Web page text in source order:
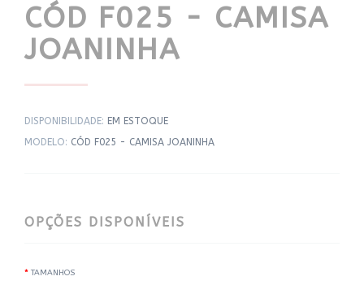
CÓD F025 - CAMISA
JOANINHA
DISPONIBILIDADE: EM ESTOQUE
MODELO: CÓD F025 - CAMISA JOANINHA
OPÇÕES DISPONÍVEIS
TAMANHOS